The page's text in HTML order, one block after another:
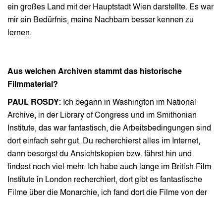
ein großes Land mit der Hauptstadt Wien darstellte. Es war
mir ein Bedürfnis, meine Nachbarn besser kennen zu
lernen.
Aus welchen Archiven stammt das historische
Filmmaterial?
PAUL ROSDY: Ich begann in Washington im National
Archive, in der Library of Congress und im Smithonian
Institute, das war fantastisch, die Arbeitsbedingungen sind
dort einfach sehr gut. Du recherchierst alles im Internet,
dann besorgst du Ansichtskopien bzw. fährst hin und
findest noch viel mehr. Ich habe auch lange im British Film
Institute in London recherchiert, dort gibt es fantastische
Filme über die Monarchie, ich fand dort die Filme von der